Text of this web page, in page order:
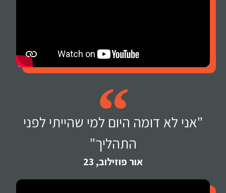
"אני לא דומה היום למי שהייתי לפני
התהליך"
אור פוזילוב, 23